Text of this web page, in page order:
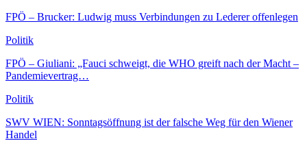
FPÖ – Brucker: Ludwig muss Verbindungen zu Lederer offenlegen
Politik
FPÖ – Giuliani: „Fauci schweigt, die WHO greift nach der Macht –
Pandemievertrag…
Politik
SWV WIEN: Sonntagsöffnung ist der falsche Weg für den Wiener
Handel